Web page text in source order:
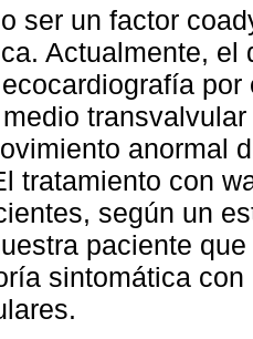
ser un factor
Actualmente,
anormal
tratamiento con
según un
paciente
sintomática